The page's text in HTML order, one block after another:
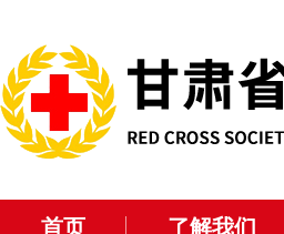
首页 了解我们